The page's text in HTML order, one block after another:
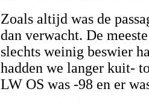
Zoals altijd was de
dan verwacht. De
slechts weinig beswier
hadden we langer kuit-
LW OS was -98 en er